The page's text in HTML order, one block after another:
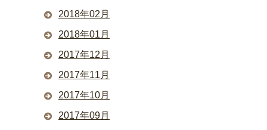
2018年02月
2018年01月
2017年12月
2017年11月
2017年10月
2017年09月